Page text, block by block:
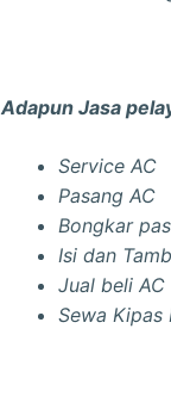
Adapun Jasa
Service AC
Pasang AC
Bongkar
Isi dan
Jual beli AC
Sewa